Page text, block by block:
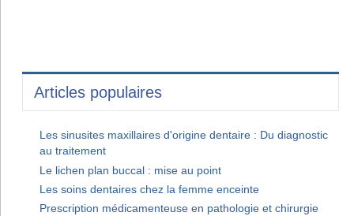
Articles populaires
Les sinusites maxillaires d'origine dentaire : Du diagnostic
au traitement
Le lichen plan buccal : mise au point
Les soins dentaires chez la femme enceinte
Prescription médicamenteuse en pathologie et chirurgie